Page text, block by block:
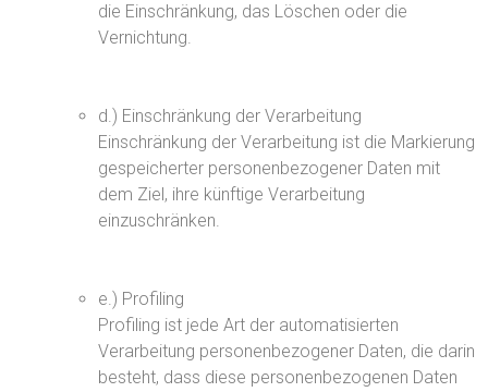
die Einschränkung, das Löschen oder die
Vernichtung.
d.) Einschränkung der Verarbeitung
Einschränkung der Verarbeitung ist die Markierung
gespeicherter personenbezogener Daten mit
dem Ziel, ihre künftige Verarbeitung
einzuschränken.
e.) Profiling
Profiling ist jede Art der automatisierten
Verarbeitung personenbezogener Daten, die darin
besteht, dass diese personenbezogenen Daten